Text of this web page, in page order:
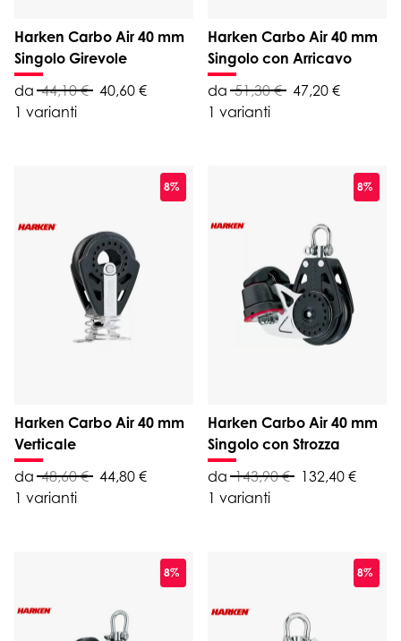
Harken Carbo Air 40 mm
Singolo Girevole
da 44,10 € 40,60 €
1 varianti
Harken Carbo Air 40 mm
Singolo con Arricavo
da 51,30 € 47,20 €
1 varianti
8%
Harken Carbo Air 40 mm
Verticale
da 48,60 € 44,80 €
1 varianti
8%
Harken Carbo Air 40 mm
Singolo con Strozza
da 143,90 €
132,40 €
1 varianti
8% 8%